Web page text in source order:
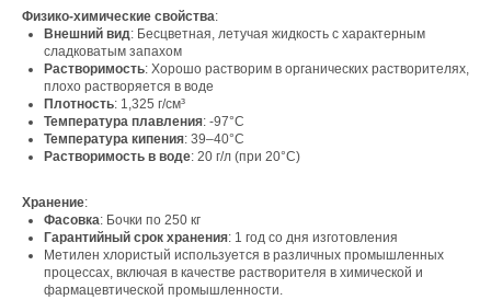
Физико-химические свойства:
Внешний вид: Бесцветная, летучая жидкость с характерным
сладковатым запахом
Растворимость: Хорошо растворим в органических растворителях,
плохо растворяется в воде
Плотность: 1,325 г/см³
Температура плавления: -97°C
Температура кипения: 39–40°C
Растворимость в воде: 20 г/л (при 20°C)
Хранение:
Фасовка: Бочки по 250 кг
Гарантийный срок хранения: 1 год со дня изготовления
Метилен хлористый используется в различных промышленных
процессах, включая в качестве растворителя в химической и
фармацевтической промышленности.
Свяжитесь с нами
Контакты
г. Москва, вн. тер. г. муниципальный округ
Ломоносовский, ул. Академика Пилюгина, д.
12, к. 1, помещ. 3/1